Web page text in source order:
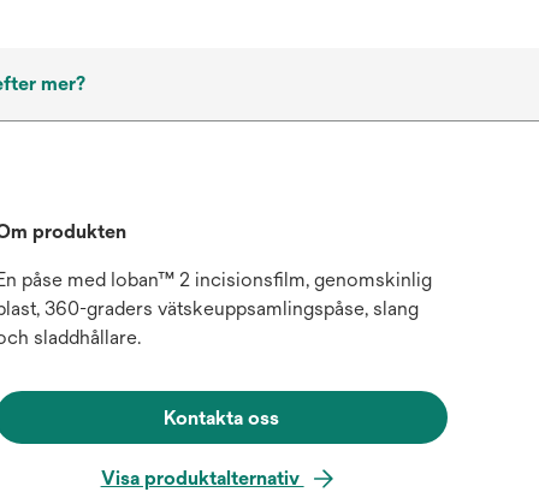
mer?
produkten
påse med Ioban™ 2 incisionsfilm, genomskinlig
360-graders vätskeuppsamlingspåse, slang
sladdhållare.
Kontakta oss
Visa produktalternativ